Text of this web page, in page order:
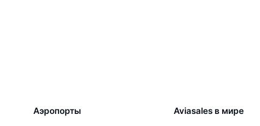
Аэропорты Aviasales в мире